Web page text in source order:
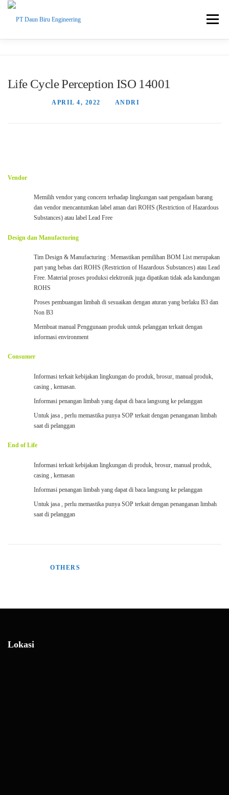
Skip
Menu
Life Cycle Perception ISO 14001
APRIL 4, 2022 ANDRI
Vendor
Memilih vendor yang concern terhadap lingkungan saat pengadaan barang
dan vendor mencantumkan label aman dari ROHS (Restriction of Hazardous
Substances) atau label Lead Free
Design dan Manufacturing
Tim Design & Manufacturing : Memastikan pemilihan BOM List merupakan
part yang bebas dari ROHS (Restriction of Hazardous Substances) atau Lead
Free. Material proses produksi elektronik juga dipatikan tidak ada kandungan
ROHS
Proses pembuangan limbah di sesuaikan dengan aturan yang berlaku B3 dan
Non B3
Membuat manual Penggunaan produk untuk pelanggan terkait dengan
informasi environment
Consumer
Informasi terkait kebijakan lingkungan do produk, brosur, manual produk,
casing , kemasan.
Informasi penangan limbah yang dapat di baca langsung ke pelanggan
Untuk jasa , perlu memastika punya SOP terkait dengan penanganan limbah
saat di pelanggan
End of Life
Informasi terkait kebijakan lingkungan di produk, brosur, manual produk,
casing , kemasan
Informasi penangan limbah yang dapat di baca langsung ke pelanggan
Untuk jasa , perlu memastika punya SOP terkait dengan penanganan limbah
saat di pelanggan
OTHERS
Lokasi